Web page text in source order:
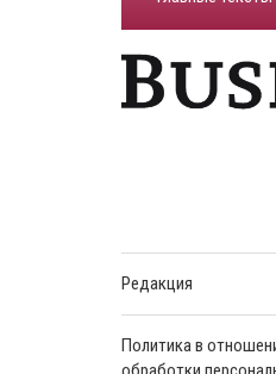
Редакция
Политика в